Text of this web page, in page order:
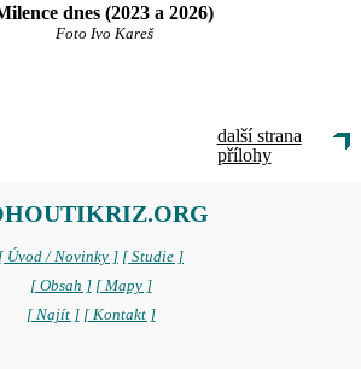
dnes (2023 a 2026)
Foto Ivo Kareš
další strana
přílohy
[ Úvod / Novinky ] [ Studie ]
[ Obsah ] [ Mapy ]
[ Najít ] [ Kontakt ]